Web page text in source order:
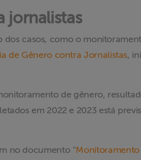
jornalistas
dos casos, como o
de Gênero contra Jornalistas,
de gênero,
em 2022 e 2023 está
no documento “Monitoramento